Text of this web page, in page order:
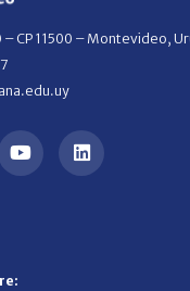
– CP 11500 – Montevideo,